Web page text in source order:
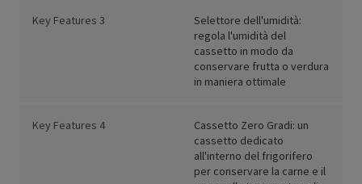
Key Features 3
Selettore dell'umidità:
regola l'umidità del
cassetto in modo da
conservare frutta o verdura
in maniera ottimale
Key Features 4
Cassetto Zero Gradi: un
cassetto dedicato
all'interno del frigorifero
per conservare la carne e il